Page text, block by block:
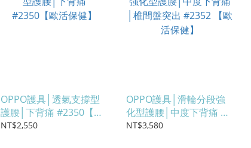
OPPO護具│透氣支撐型
護腰│下背痛 #2350【歐
活保健】
NT$2,550
OPPO護具│滑輪分段強
化型護腰│中度下背痛 │
椎間盤突出 #2352 【歐
NT$3,580